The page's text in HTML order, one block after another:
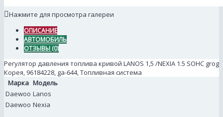
Нажмите для просмотра галереи
ОПИСАНИЕ
АВТОМОБИЛЬ
ОТЗЫВЫ (0)
Регулятор давления топлива кривой LANOS 1,5 /NEXIA 1.5 SOHC grog
Корея, 96184228, ga-644, Топливная система
Марка Модель
Daewoo Lanos
Daewoo Nexia